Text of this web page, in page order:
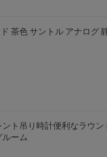
茶色 サントル アナログ
ト吊り時計便利なラウン
ーム